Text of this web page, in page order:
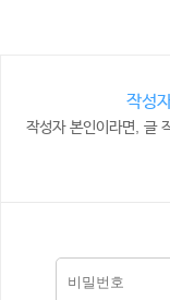
작성
작성자 본인이라면, 글